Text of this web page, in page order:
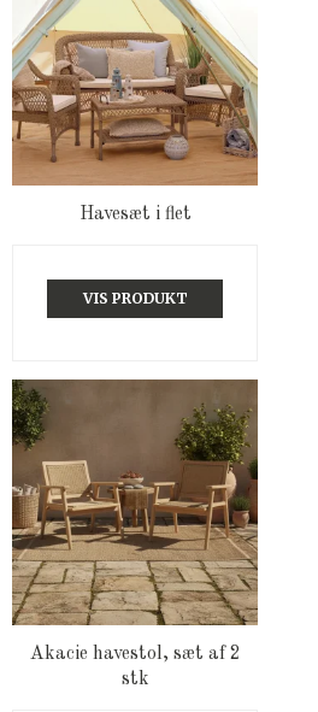
Havesæt i flet
VIS PRODUKT
Akacie havestol, sæt af 2
stk